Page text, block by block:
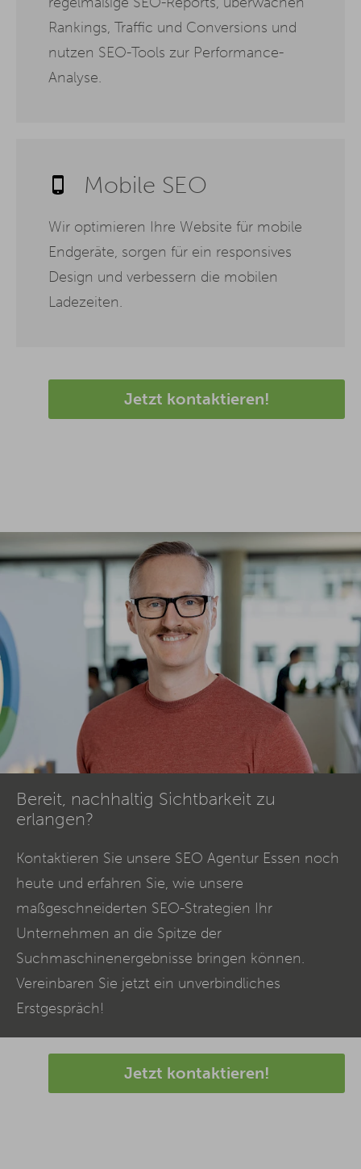
Rankings, Traffic und Conversions und
nutzen SEO-Tools zur Performance-
Analyse.
Mobile SEO
Wir optimieren Ihre Website für mobile
Endgeräte, sorgen für ein responsives
Design und verbessern die mobilen
Ladezeiten.
Jetzt kontaktieren!
Bereit, nachhaltig Sichtbarkeit zu
erlangen?
Kontaktieren Sie unsere SEO Agentur Essen noch
heute und erfahren Sie, wie unsere
maßgeschneiderten SEO-Strategien Ihr
Unternehmen an die Spitze der
Suchmaschinenergebnisse bringen können.
Vereinbaren Sie jetzt ein unverbindliches
Erstgespräch!
Jetzt kontaktieren!